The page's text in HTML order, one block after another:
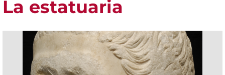
La estatuaria